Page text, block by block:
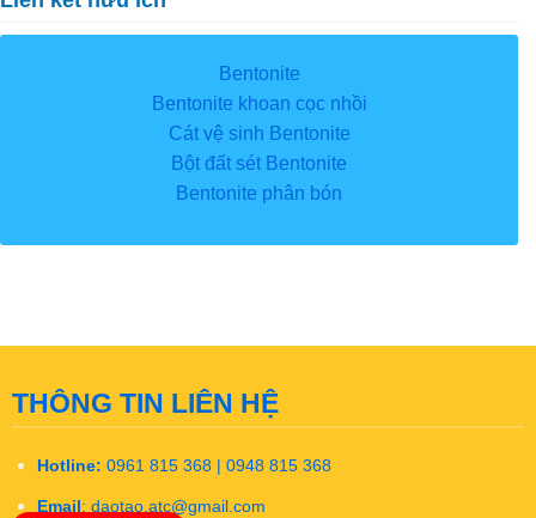
Bentonite
Bentonite khoan cọc nhồi
Cát vệ sinh Bentonite
Bột đất sét Bentonite
Bentonite phân bón
THÔNG TIN LIÊN HỆ
Hotline: 0961 815 368 | 0948 815 368
Email: daotao.atc@gmail.com